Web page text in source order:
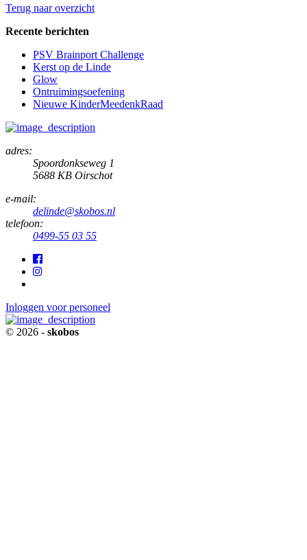
Terug naar overzicht
Recente berichten
PSV Brainport Challenge
Kerst op de Linde
Glow
Ontruimingsoefening
Nieuwe KinderMeedenkRaad
adres:
Spoordonkseweg 1
5688 KB Oirschot
e-mail:
delinde@skobos.nl
telefoon:
0499-55 03 55
Inloggen voor personeel
© 2026 - skobos